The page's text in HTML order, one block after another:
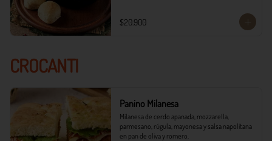
$20.900
CROCANTI
Panino Milanesa
Milanesa de cerdo apanada, mozzarella,
parmesano, rúgula, mayonesa y salsa napolitana
en pan de oliva y romero.